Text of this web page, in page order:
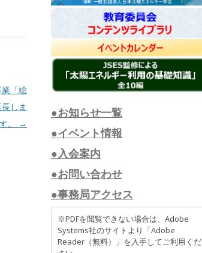
「絵
しま
す。
→
●お知らせ一覧
●イベント情報
●入会案内
●お問い合わせ
●事務局アクセス
※PDFを閲覧できない場合は、Adobe
Systems社のサイトより「Adobe
Reader（無料）」を入手してご利用くだ